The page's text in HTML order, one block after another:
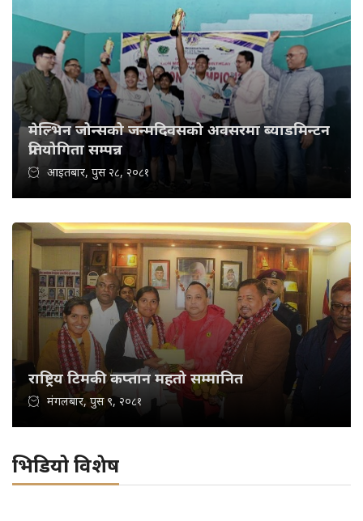
मेल्भिन जोन्सको जन्मदिवसको अवसरमा ब्याडमिन्टन
प्रतियोगिता सम्पन्न
आइतबार, पुस २८, २०८१
राष्ट्रिय टिमकी कप्तान महतो सम्मानित
मंगलबार, पुस ९, २०८१
भिडियो विशेष